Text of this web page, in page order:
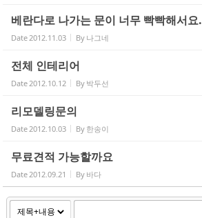
베란다로 나가는 문이 너무 빡빡해서요.
Date 2012.11.03 By 나그네
전체 인테리어
Date 2012.10.12 By 박두선
리모델링문의
Date 2012.10.03 By 한송이
무료견적 가능할까요
Date 2012.09.21 By 바다